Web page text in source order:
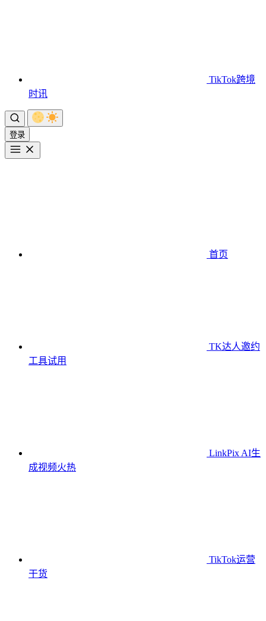
TikTok跨境
时讯
登录
首页
TK达人邀约
工具试用
LinkPix AI生
成视频火热
TikTok运营
干货